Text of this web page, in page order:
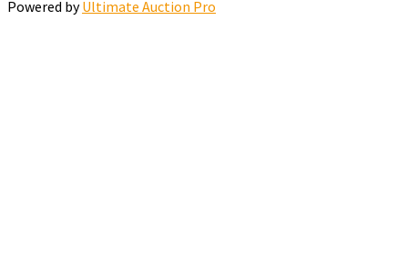
Powered byUltimate Auction Pro